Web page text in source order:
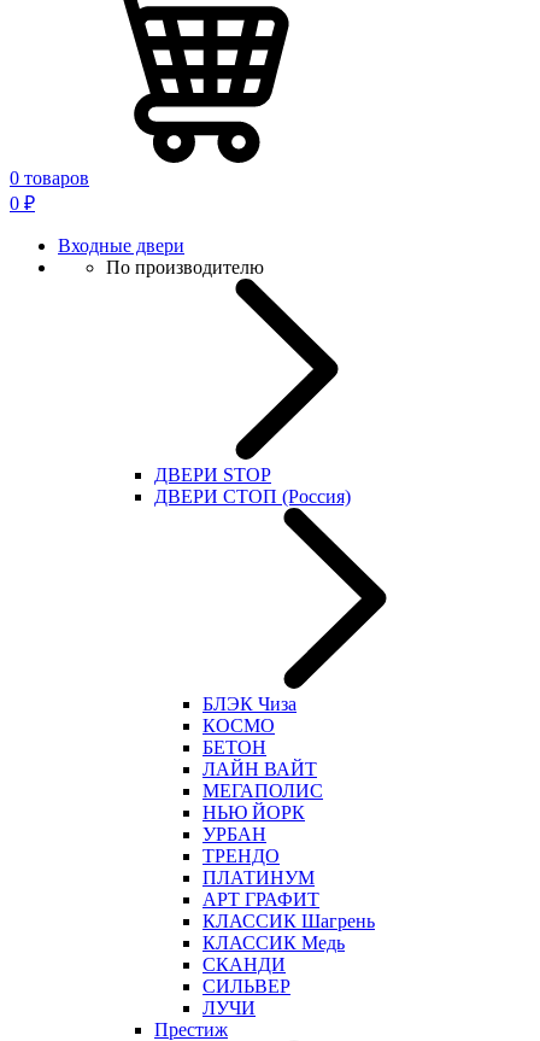
0 товаров
0 ₽
Входные двери
По производителю
ДВЕРИ STOP
ДВЕРИ СТОП (Россия)
БЛЭК Чиза
КОСМО
БЕТОН
ЛАЙН ВАЙТ
МЕГАПОЛИС
НЬЮ ЙОРК
УРБАН
ТРЕНДО
ПЛАТИНУМ
АРТ ГРАФИТ
КЛАССИК Шагрень
КЛАССИК Медь
СКАНДИ
СИЛЬВЕР
ЛУЧИ
Престиж